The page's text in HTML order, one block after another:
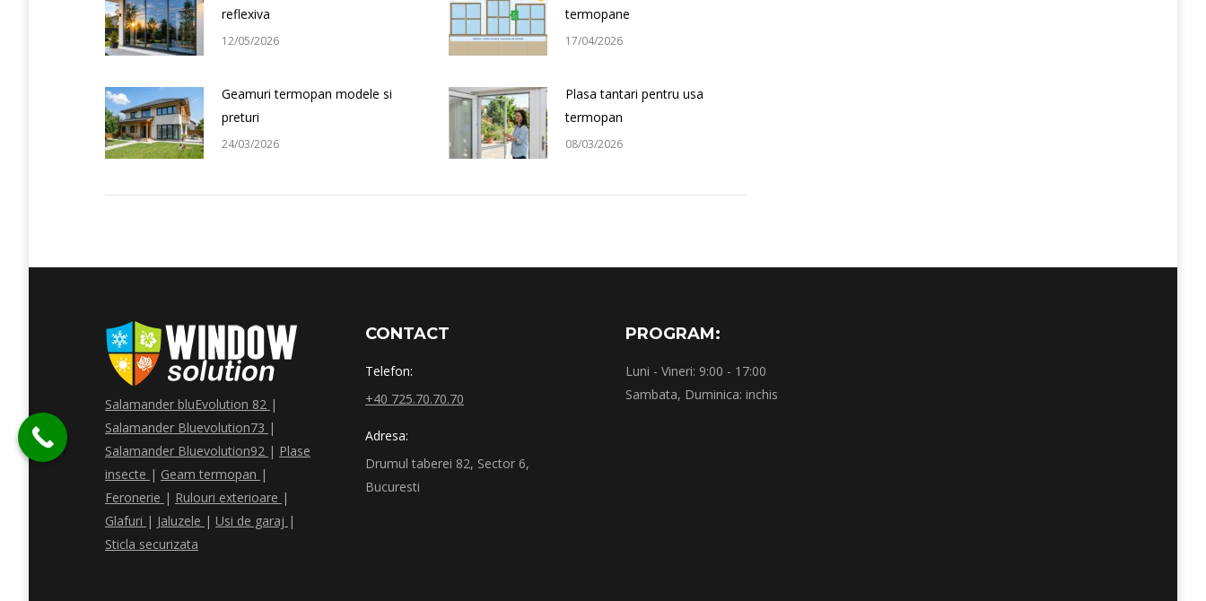
reflexiva
12/05/2026
termopane
17/04/2026
Geamuri termopan modele si
preturi
24/03/2026
Plasa tantari pentru usa
termopan
08/03/2026
Salamander bluEvolution 82 |
Salamander Bluevolution73 |
Salamander Bluevolution92 | Plase
insecte | Geam termopan |
Feronerie | Rulouri exterioare |
Glafuri | Jaluzele | Usi de garaj |
Sticla securizata
CONTACT
Telefon:
+40 725.70.70.70
Adresa:
Drumul taberei 82, Sector 6,
Bucuresti
PROGRAM:
Luni - Vineri: 9:00 - 17:00
Sambata, Duminica: inchis